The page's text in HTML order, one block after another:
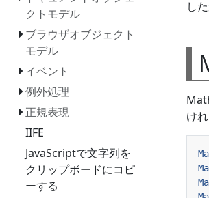
クトモデル
ブラウザオブジェクト
モデル
イベント
例外処理
正規表現
IIFE
JavaScriptで文字列を
クリップボードにコピ
ーする
し
け